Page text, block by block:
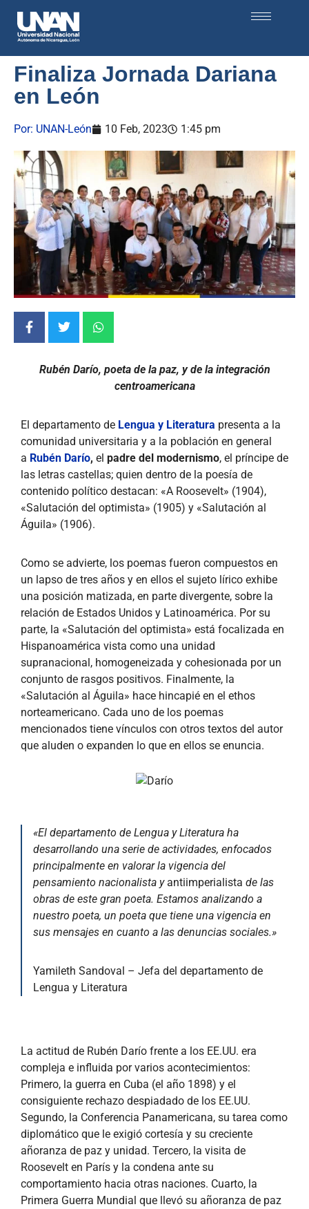
Finaliza Jornada Dariana
en León
Por: UNAN-León 10 Feb, 2023 1:45 pm
Rubén Darío, poeta de la paz, y de la integración
centroamericana
El departamento de Lengua y Literatura presenta a la
comunidad universitaria y a la población en general
a Rubén Darío, el padre del modernismo, el príncipe de
las letras castellas; quien dentro de la poesía de
contenido político destacan: «A Roosevelt» (1904),
«Salutación del optimista» (1905) y «Salutación al
Águila» (1906).
Como se advierte, los poemas fueron compuestos en
un lapso de tres años y en ellos el sujeto lírico exhibe
una posición matizada, en parte divergente, sobre la
relación de Estados Unidos y Latinoamérica. Por su
parte, la «Salutación del optimista» está focalizada en
Hispanoamérica vista como una unidad
supranacional, homogeneizada y cohesionada por un
conjunto de rasgos positivos. Finalmente, la
«Salutación al Águila» hace hincapié en el ethos
norteamericano. Cada uno de los poemas
mencionados tiene vínculos con otros textos del autor
que aluden o expanden lo que en ellos se enuncia.
«El departamento de Lengua y Literatura ha
desarrollando una serie de actividades, enfocados
principalmente en valorar la vigencia del
pensamiento nacionalista yantiimperialista de las
obras de este gran poeta. Estamos analizando a
nuestro poeta, un poeta que tiene una vigencia en
sus mensajes en cuanto a las denuncias sociales.»
Yamileth Sandoval – Jefa del departamento de
Lengua y Literatura
La actitud de Rubén Darío frente a los EE.UU. era
compleja e influida por varios acontecimientos:
Primero, la guerra en Cuba (el año 1898) y el
consiguiente rechazo despiadado de los EE.UU.
Segundo, la Conferencia Panamericana, su tarea como
diplomático que le exigió cortesía y su creciente
añoranza de paz y unidad. Tercero, la visita de
Roosevelt en París y la condena ante su
comportamiento hacia otras naciones. Cuarto, la
Primera Guerra Mundial que llevó su añoranza de paz